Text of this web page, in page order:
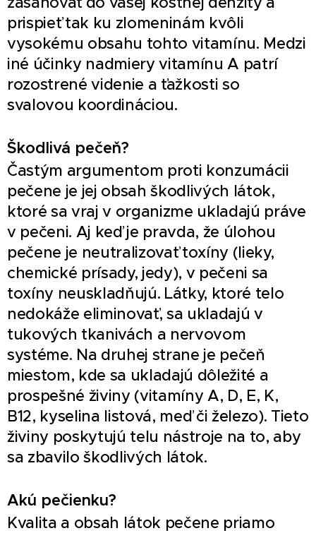
prispieť tak ku zlomeninám kvôli
vysokému obsahu tohto vitamínu. Medzi
iné účinky nadmiery vitamínu A patrí
rozostrené videnie a ťažkosti so
svalovou koordináciou.
Škodlivá pečeň?
Častým argumentom proti konzumácii
pečene je jej obsah škodlivých látok,
ktoré sa vraj v organizme ukladajú práve
v pečeni. Aj keď je pravda, že úlohou
pečene je neutralizovať toxíny (lieky,
chemické prísady, jedy), v pečeni sa
toxíny neuskladňujú. Látky, ktoré telo
nedokáže eliminovať, sa ukladajú v
tukových tkanivách a nervovom
systéme. Na druhej strane je pečeň
miestom, kde sa ukladajú dôležité a
prospešné živiny (vitamíny A, D, E, K,
B12, kyselina listová, meď či železo). Tieto
živiny poskytujú telu nástroje na to, aby
sa zbavilo škodlivých látok.
Akú pečienku?
Kvalita a obsah látok pečene priamo